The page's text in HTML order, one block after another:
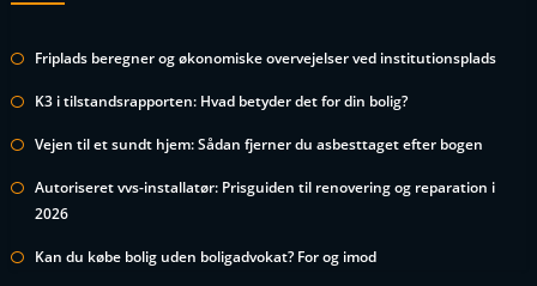
Friplads beregner og økonomiske overvejelser ved institutionsplads
K3 i tilstandsrapporten: Hvad betyder det for din bolig?
Vejen til et sundt hjem: Sådan fjerner du asbesttaget efter bogen
Autoriseret vvs-installatør: Prisguiden til renovering og reparation i
2026
Kan du købe bolig uden boligadvokat? For og imod